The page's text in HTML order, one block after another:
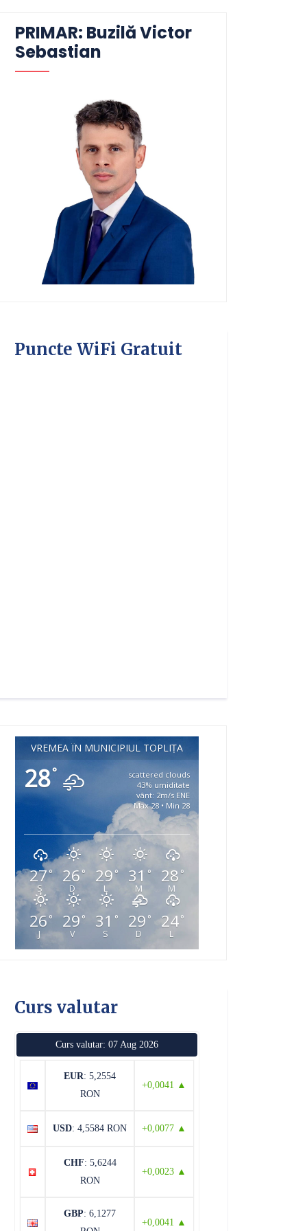
PRIMAR: Buzilă Victor
Sebastian
Puncte WiFi Gratuit
VREMEA ÎN MUNICIPIUL TOPLIȚA
28°
scattered clouds
43% umiditate
vânt: 2m/s ENE
Max 28 • Min 28
27°
S
26 °
D
29 °
L
31 °
M
28 °
M
26°
J
29 °
V
31 °
S
29 °
D
24°
L
Curs valutar
Curs valutar: 07 Aug 2026
EUR: 5,2554
RON
+0,0041 ▲
USD: 4,5584 RON +0,0077 ▲
CHF: 5,6244
RON
+0,0023 ▲
GBP: 6,1277
+0,0041 ▲